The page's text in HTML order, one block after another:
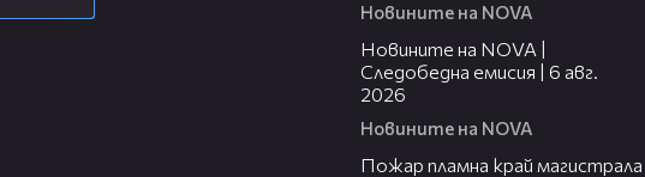
Новините на NOVA
Новините на NOVA |
Следобедна емисия | 6 авг.
2026
Новините на NOVA
Пожар пламна край магистрала